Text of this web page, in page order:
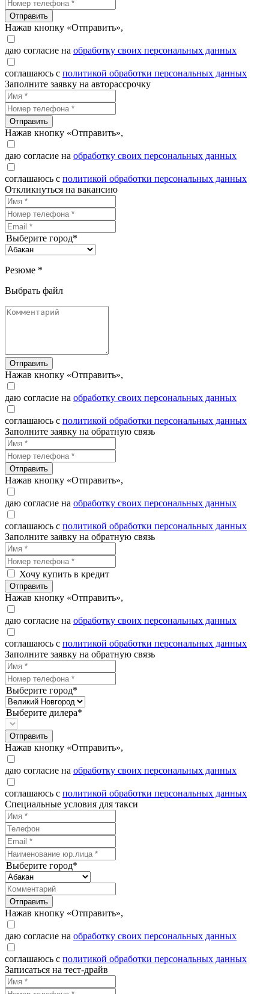
Отправить
Нажав кнопку «Отправить»,
даю согласие на обработку своих персональных данных
соглашаюсь с политикой обработки персональных данных
Заполните заявку на авторассрочку
Отправить
Нажав кнопку «Отправить»,
даю согласие на обработку своих персональных данных
соглашаюсь с политикой обработки персональных данных
Откликнуться на вакансию
Выберите город*
Резюме *
Выбрать файл
Отправить
Нажав кнопку «Отправить»,
даю согласие на обработку своих персональных данных
соглашаюсь с политикой обработки персональных данных
Заполните заявку на обратную связь
Отправить
Нажав кнопку «Отправить»,
даю согласие на обработку своих персональных данных
соглашаюсь с политикой обработки персональных данных
Заполните заявку на обратную связь
Хочу купить в кредит
Отправить
Нажав кнопку «Отправить»,
даю согласие на обработку своих персональных данных
соглашаюсь с политикой обработки персональных данных
Заполните заявку на обратную связь
Выберите город*
Выберите дилера*
Отправить
Нажав кнопку «Отправить»,
даю согласие на обработку своих персональных данных
соглашаюсь с политикой обработки персональных данных
Специальные условия для такси
Выберите город*
Отправить
Нажав кнопку «Отправить»,
даю согласие на обработку своих персональных данных
соглашаюсь с политикой обработки персональных данных
Записаться на тест-драйв